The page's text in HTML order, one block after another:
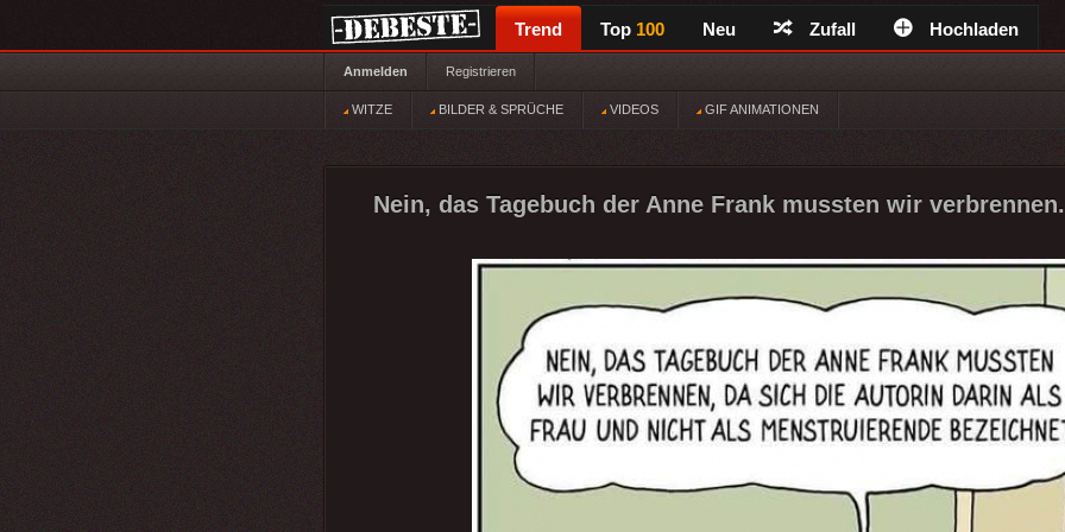
Trend Top 100 Neu Zufall Hochladen
Anmelden Registrieren
WITZE BILDER & SPRÜCHE VIDEOS GIF ANIMATIONEN
Nein, das Tagebuch der Anne Frank mussten wir